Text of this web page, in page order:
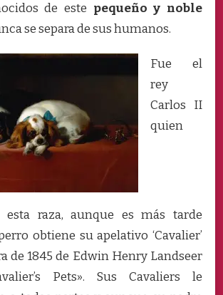
MÁS
NOBLE
LA
de este pequeño y noble
se separa de sus humanos.
Fue el
rey
Carlos II
quien
esta raza, aunque es más tarde
obtiene su apelativo ‘Cavalier’
de 1845 de Edwin Henry Landseer
Pets». Sus Cavaliers le